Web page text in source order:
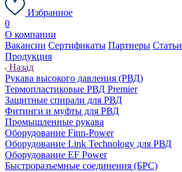
Избранное
0
О компании
Вакансии Сертификаты Партнеры Статьи
Продукция
Назад
Рукава высокого давления (РВД)
Термопластиковые РВД Premier
Защитные спирали для РВД
Фитинги и муфты для РВД
Промышленные рукава
Оборудование Finn-Power
Оборудование Link Technology для РВД
Оборудование EF Power
Быстроразъемные соединения (БРС)